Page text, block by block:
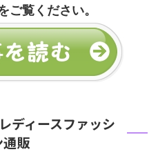
ご覧ください。
ディースファッシ
通販